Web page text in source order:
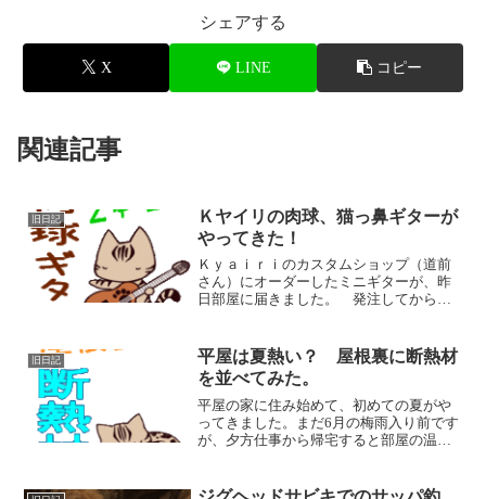
シェアする
X LINE コピー
関連記事
旧日記
Ｋヤイリの肉球、猫っ鼻ギターが
やってきた！
Ｋｙａｉｒｉのカスタムショップ（道前
さん）にオーダーしたミニギターが、昨
日部屋に届きました。 発注してから、
味全開です！！猫ギターが部屋にやって
きたよ！ 猫のテトと一緒...
旧日記
平屋は夏熱い？ 屋根裏に断熱材
を並べてみた。
平屋の家に住み始めて、初めての夏がや
ってきました。まだ6月の梅雨入り前です
が、夕方仕事から帰宅すると部屋の温度
の換気扇をフル稼働しても、外気温が